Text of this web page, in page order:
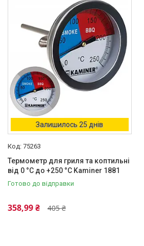
Автогамак для перевезення
собак 1
Дорожная поилка 1
Лопатка 1
Ножиці 1
Туалет-лоток 1
Тип
Будиночок 1
Дверний бар'єр/города
Залишилось 25 днів
75263
Термометр для гриля та коптильні
від 0 °C до +250 °C Kaminer 1881
Готово до відправки
405 ₴
358,99 ₴